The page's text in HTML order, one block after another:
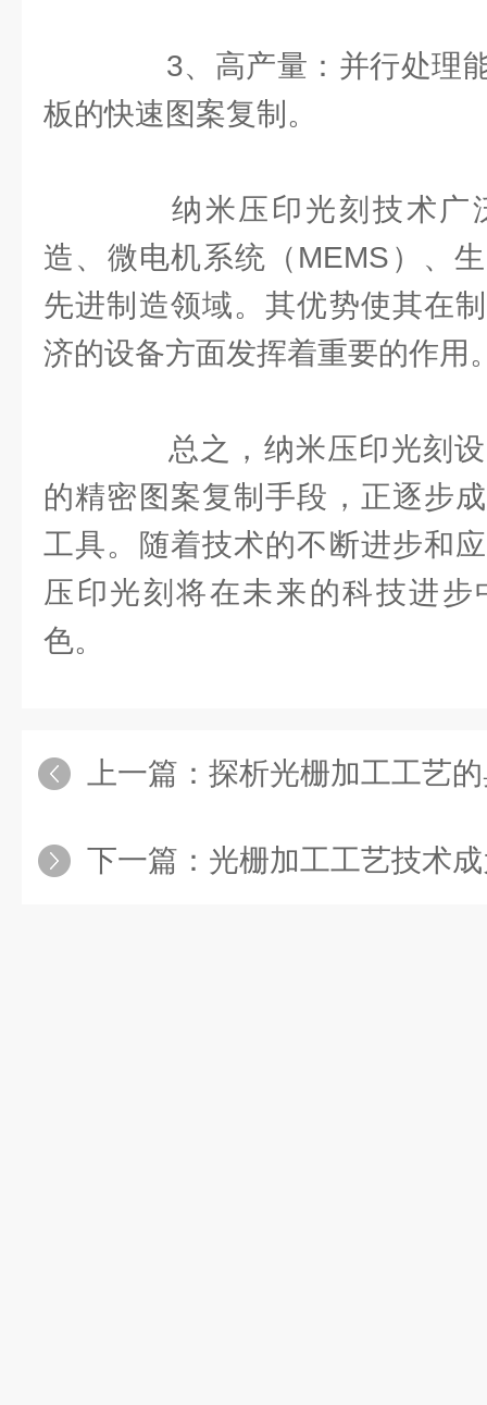
3、高产量：并行处理能
板的快速图案复制。
纳米压印光刻技术广
造、微电机系统（MEMS）、
先进制造领域。其优势使其在
济的设备方面发挥着重要的作用
总之，纳米压印光刻设
的精密图案复制手段，正逐步
工具。随着技术的不断进步和
压印光刻将在未来的科技进
色。
上一篇： 探析光栅加工工艺
下一篇： 光栅加工工艺技术成